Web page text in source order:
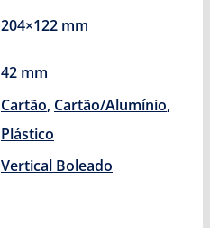
204×122 mm
42 mm
Cartão, Cartão/Alumínio,
Plástico
Vertical Boleado